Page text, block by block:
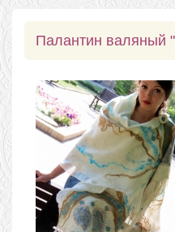
Палантин валяный